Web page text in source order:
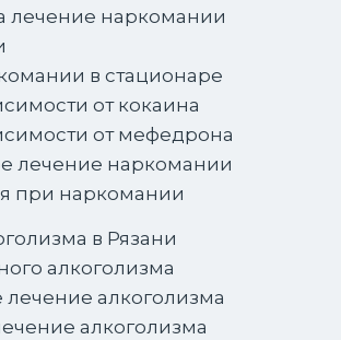
лечение наркомании
в стационаре
от кокаина
от мефедрона
лечение наркомании
при наркомании
в Рязани
алкоголизма
алкоголизма
алкоголизма